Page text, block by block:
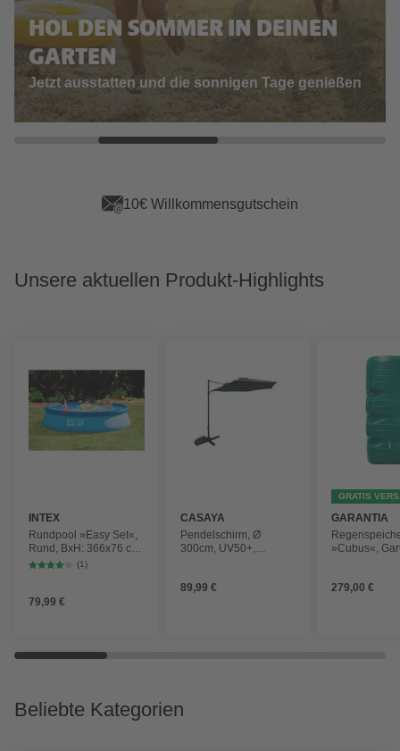
HOL DEN SOMMER IN DEINEN
GARTEN
Jetzt ausstatten und die sonnigen Tage genießen
10€ Willkommensgutschein
Unsere aktuellen Produkt-Highlights
INTEX
Rundpool »Easy Set«,
Rund, BxH: 366x76 cm,
blau
(1)
79,99 €
CASAYA
Pendelschirm, Ø
300cm, UV50+,
89,99 €
GRATIS
GARANTIA
»Cubus«,
279,00 €
Beliebte Kategorien